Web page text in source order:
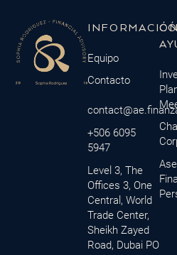
Equipo
Contacto
+506 6095
5947
Level 3, The
Offices 3, One
Central, World
Trade Center,
Sheikh Zayed
Road, Dubai PO